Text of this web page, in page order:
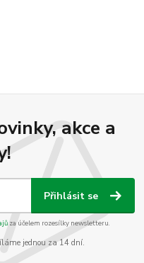
akce a
Přihlásit se
za účelem rozesílky newsletteru.
jednou za 14 dní.